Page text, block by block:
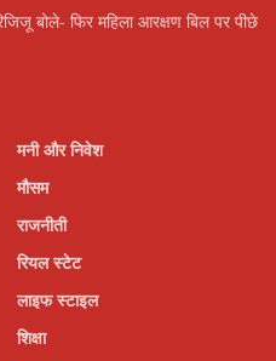
बोले- फिर महिला आरक्षण बिल पर पीछे
मनी और निवेश
मौसम
राजनीती
रियल स्टेट
लाइफ स्टाइल
शिक्षा